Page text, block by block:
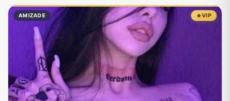
AMIZADE VIP